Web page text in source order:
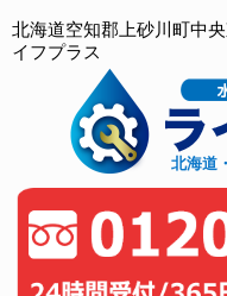
北海道空知郡上砂川町中
イフプラス
北海道